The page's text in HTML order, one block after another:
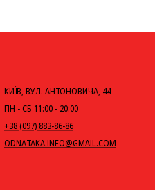
КИЇВ, ВУЛ. АНТОНОВИЧА, 44
ПН - СБ 11:00 - 20:00
+38 (097) 883-86-86
ODNATAKA.INFO@GMAIL.COM